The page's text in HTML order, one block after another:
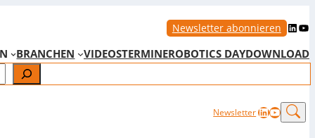
Newsletter abonnieren LinkedIn YouTube
BRANCHEN VIDEOSTERMINEROBOTICS DAYDOWNLOAD
NewsletterLinkedIn